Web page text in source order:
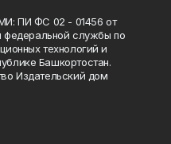
ПИ ФС 02 - 01456 от
федеральной службы по
технологий и
Башкортостан.
Издательский дом